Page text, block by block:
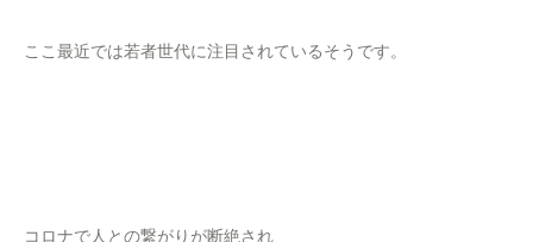
ここ最近では若者世代に注目されているそうです。
コロナで人との繋がりが断絶され